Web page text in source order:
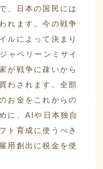
、日本の国民には
れます。今の戦争
ルによって決まり
ャベリーンミサイ
が戦争に疎いから
わされます。全部
お金をこれからの
に、AIや日本独自
ト育成に使うべき
用創出に税金を使